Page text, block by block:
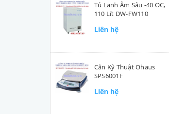
Tủ Lạnh Âm Sâu -40 OC,
110 Lít DW-FW110
Liên hệ
Cân Kỹ Thuật Ohaus
SPS6001F
Liên hệ